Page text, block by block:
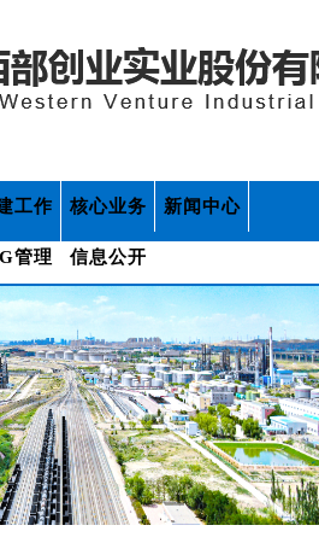
工作 核心业务 新闻中心
管理 信息公开